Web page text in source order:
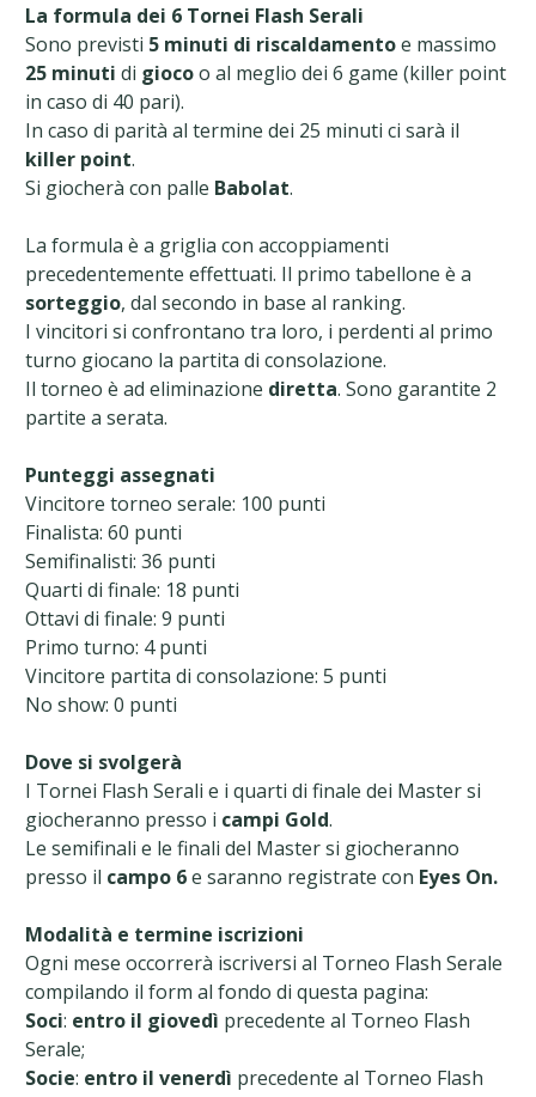
La formula dei 6 Tornei Flash Serali
Sono previsti 5 minuti di riscaldamentoe massimo
25 minuti di giocoo al meglio dei 6 game (killer point
in caso di 40 pari).
In caso di parità al termine dei 25 minuti ci sarà il
killer point.
Si giocherà con palle Babolat.
La formula è a griglia con accoppiamenti
precedentemente effettuati. Il primo tabellone è a
sorteggio, dal secondo in base al ranking.
I vincitori si confrontano tra loro, i perdenti al primo
turno giocano la partita di consolazione.
Il torneo è ad eliminazione diretta. Sono garantite 2
partite a serata.
Punteggi assegnati
Vincitore torneo serale: 100 punti
Finalista: 60 punti
Semifinalisti: 36 punti
Quarti di finale: 18 punti
Ottavi di finale: 9 punti
Primo turno: 4 punti
Vincitore partita di consolazione: 5 punti
No show: 0 punti
Dove si svolgerà
I Tornei Flash Serali e i quarti di finale dei Master si
giocheranno presso i campi Gold.
Le semifinali e le finali del Master si giocheranno
presso il campo 6e saranno registrate con Eyes On.
Modalità e termine iscrizioni
Ogni mese occorrerà iscriversi al Torneo Flash Serale
compilando il form al fondo di questa pagina:
Soci: entro il giovedì precedente al Torneo Flash
Serale;
Socie: entro il venerdì precedente al Torneo Flash